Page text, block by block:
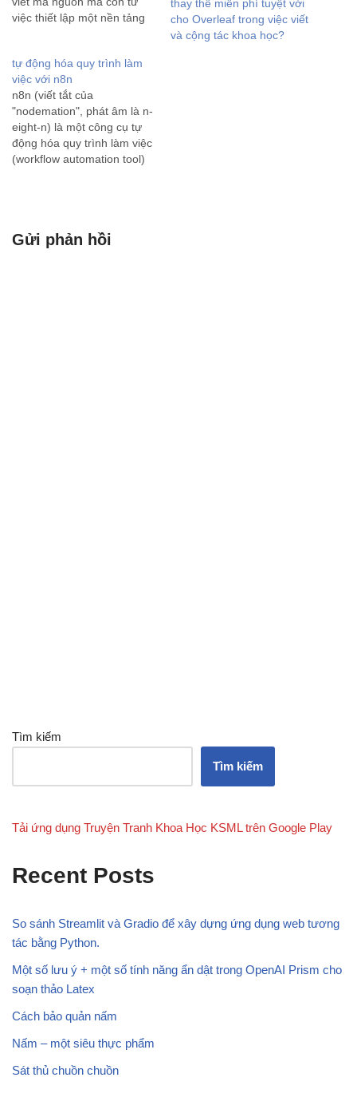
việc thiết lập một nền tảng
thiết kế tốt sẽ đảm bảo tính
dễ bảo trì, khả năng…
thay thế miễn phí tuyệt vời
cho Overleaf trong việc viết
và cộng tác khoa học?
tự động hóa quy trình làm
việc với n8n
n8n (viết tắt của
"nodemation", phát âm là n-
eight-n) là một công cụ tự
động hóa quy trình làm việc
(workflow automation tool)
dịch vụ và dữ…
Gửi phản hồi
Tìm kiếm
Tìm kiếm
Tải ứng dụng Truyện Tranh Khoa Học KSML trên Google Play
Recent Posts
So sánh Streamlit và Gradio để xây dựng ứng dụng web tương
tác bằng Python.
Một số lưu ý + một số tính năng ẩn dật trong OpenAI Prism cho
soạn thảo Latex
Cách bảo quản nấm
Nấm – một siêu thực phẩm
Sát thủ chuồn chuồn